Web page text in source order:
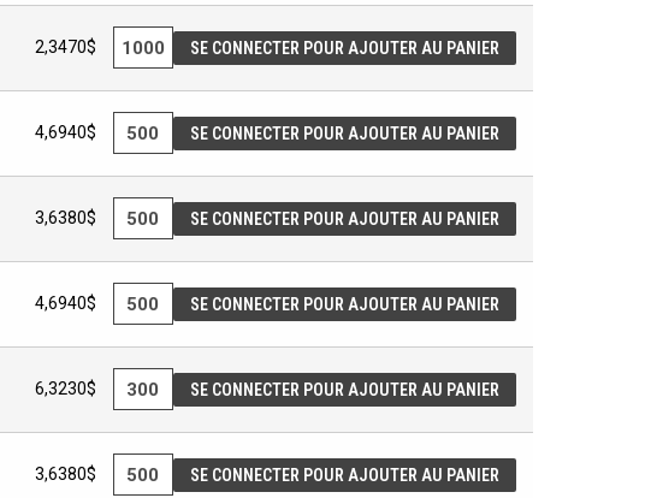
2,3470$ SE CONNECTER POUR AJOUTER AU PANIER
4,6940$ SE CONNECTER POUR AJOUTER AU PANIER
3,6380$ SE CONNECTER POUR AJOUTER AU PANIER
4,6940$ SE CONNECTER POUR AJOUTER AU PANIER
6,3230$ SE CONNECTER POUR AJOUTER AU PANIER
3,6380$ SE CONNECTER POUR AJOUTER AU PANIER